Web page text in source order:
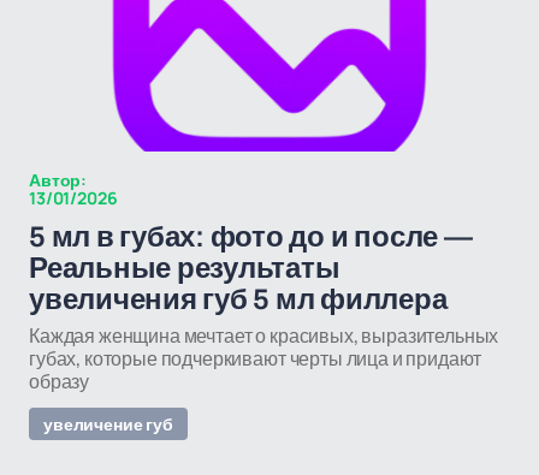
Автор:
13/01/2026
5 мл в губах: фото до и после —
Реальные результаты
увеличения губ 5 мл филлера
Каждая женщина мечтает о красивых, выразительных
губах, которые подчеркивают черты лица и придают
образу
увеличение губ